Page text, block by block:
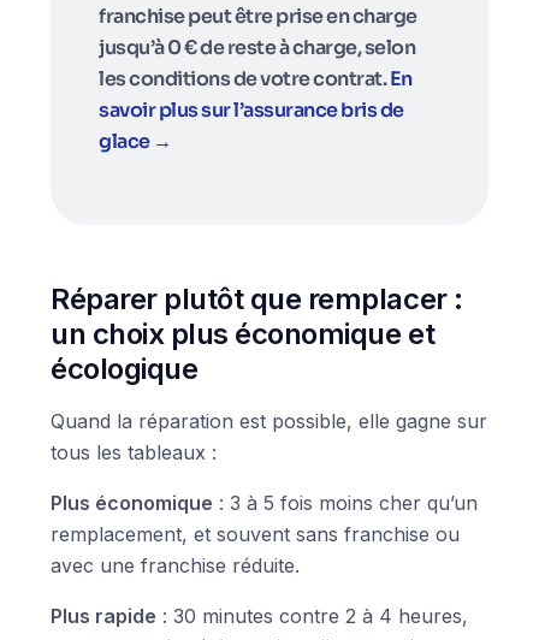
franchise peut être prise en charge
jusqu’à 0 € de reste à charge, selon
les conditions de votre contrat.En
savoir plus sur l’assurance bris de
glace →
Réparer plutôt que remplacer :
un choix plus économique et
écologique
Quand la réparation est possible, elle gagne sur
tous les tableaux :
Plus économique : 3 à 5 fois moins cher qu’un
remplacement, et souvent sans franchise ou
avec une franchise réduite.
Plus rapide : 30 minutes contre 2 à 4 heures,